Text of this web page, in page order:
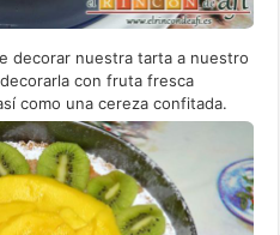
decorar nuestra tarta a nuestro
con fruta fresca
como una cereza confitada.